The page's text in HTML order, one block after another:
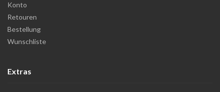
Konto
Retouren
Bestellung
Wunschliste
Extras